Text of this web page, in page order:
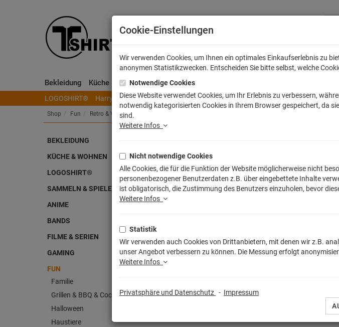
Bekleidung Küche & Wohnen Sammeln & Spielen
LOGOSHIRT® Harry Potter Herr der Ringe Disney Star Wars Game of Thrones Marvel
Shop Fun Retro & Vintage Designs
BEKLEIDUNG
KÜCHE & WOHNEN
LOGOSHIRT®
SAMMELN & SPIELEN
ANIME
BANDS
FILME & SERIEN
GAMING
FUN
Familie
Grillen & BBQ & Cocktails
Halloween
Haustiere
Cookie-Einstellungen
Wir verwenden Cookies, um Ihnen ein optimales Einkaufserlebnis zu
anonymen Statistikzwecken. Entscheiden Sie bitte selbst, welche
Notwendige Cookies
Diese Website verwendet Cookies, um Ihr Erlebnis zu verbessern,
notwendig kategorisierten Cookies in Ihrem Browser gespeichert, da
sind.
Weitere Infos
Nicht notwendige Cookies
Alle Cookies, die für die Funktion der Website möglicherweise nicht
personenbezogener Benutzerdaten z.B. über eingebettete Inhalte
ist obligatorisch, die Zustimmung des Benutzers einzuholen, bevor
Weitere Infos
Statistik
Wir verwenden auch Cookies von Drittanbietern, mit denen wir z.B.
unser Angebot verbessern zu können. Die Messung erfolgt
Weitere Infos
Privatsphäre und Datenschutz - Impressum